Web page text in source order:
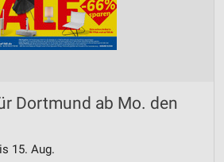
Dortmund ab Mo. den
15. Aug.
der Angebote
Daten zur Auswahl von
angeforderten